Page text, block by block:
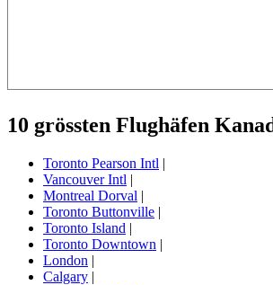
10 grössten Flughäfen
Toronto Pearson Intl |
Vancouver Intl |
Montreal Dorval |
Toronto Buttonville |
Toronto Island |
Toronto Downtown |
London |
Calgary |